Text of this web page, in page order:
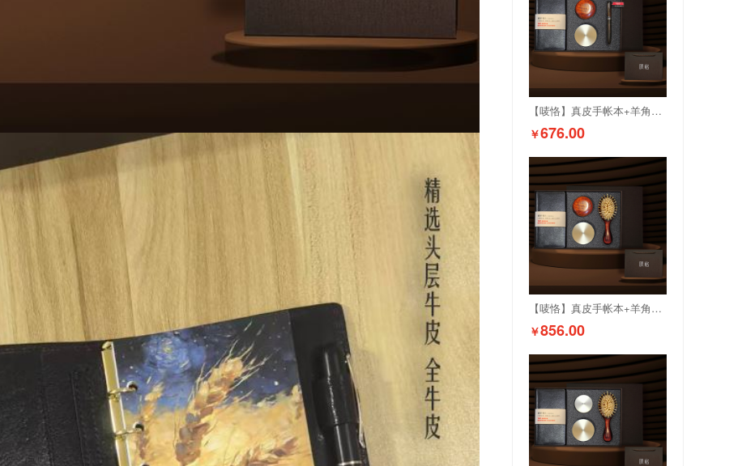
【唛恪】真皮手帐本+羊角按摩梳+香熏二件+檀木水笔
￥676.00
【唛恪】真皮手帐本+羊角按摩梳+香熏二件+羊角气垫梳组合
￥856.00